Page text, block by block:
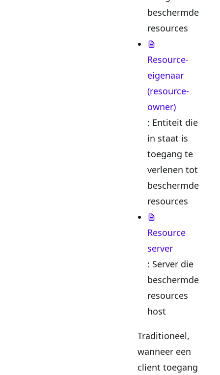
beschermde
resources
Resource-
eigenaar
(resource-
owner)
: Entiteit die
in staat is
toegang te
verlenen tot
beschermde
resources
Resource
server
: Server die
beschermde
resources
host
Traditioneel,
wanneer een
client toegang